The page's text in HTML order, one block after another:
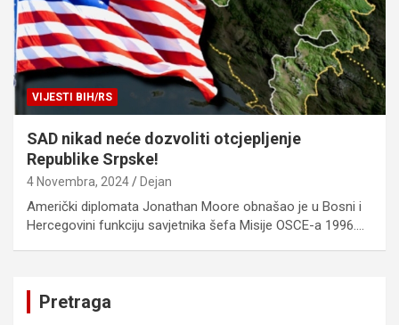
VIJESTI BIH/RS
SAD nikad neće dozvoliti otcjepljenje
Republike Srpske!
4 Novembra, 2024 Dejan
Američki diplomata Jonathan Moore obnašao je u Bosni i
Hercegovini funkciju savjetnika šefa Misije OSCE-a 1996.…
Pretraga